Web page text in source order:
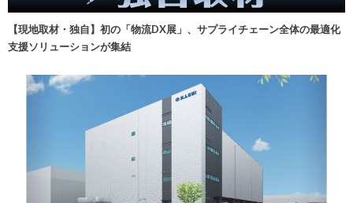
【現地取材・独自】初の「物流DX展」、サプライチェーン全体の最適化
支援ソリューションが集結